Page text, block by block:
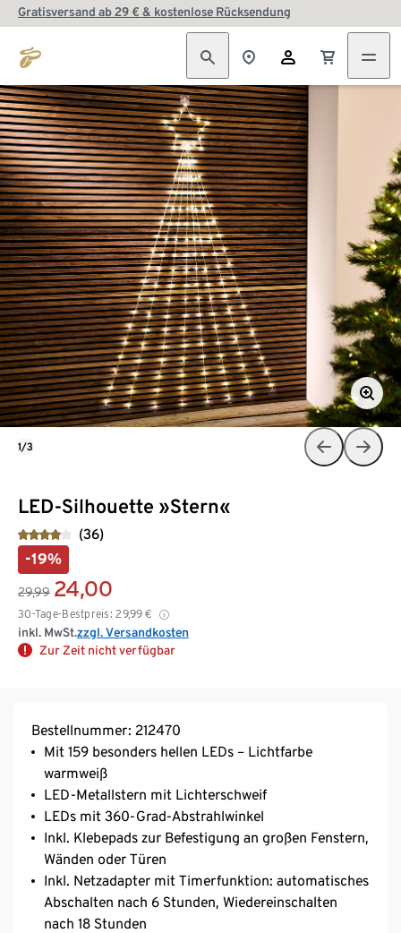
Gratisversand ab 29 € & kostenlose Rücksendung
LED-Silhouette »Stern«
(36)
-19%
29,99 24,00
30-Tage-Bestpreis: 29,99 €
inkl. MwSt.zzgl. Versandkosten
Zur Zeit nicht verfügbar
1/3
Bestellnummer: 212470
Mit 159 besonders hellen LEDs – Lichtfarbe
warmweiß
LED-Metallstern mit Lichterschweif
LEDs mit 360-Grad-Abstrahlwinkel
Inkl. Klebepads zur Befestigung an großen Fenstern,
Wänden oder Türen
Inkl. Netzadapter mit Timerfunktion: automatisches
Abschalten nach 6 Stunden, Wiedereinschalten
nach 18 Stunden